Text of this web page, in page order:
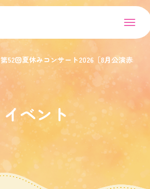
第52回夏休みコンサート2026［8月公演赤
イベント